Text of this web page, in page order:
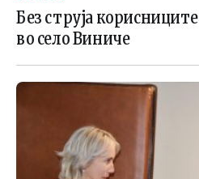
Без струја
во село Виниче